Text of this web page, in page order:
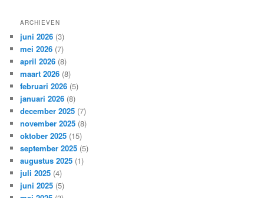
ARCHIEVEN
juni 2026 (3)
mei 2026 (7)
april 2026 (8)
maart 2026 (8)
februari 2026 (5)
januari 2026 (8)
december 2025 (7)
november 2025 (8)
oktober 2025 (15)
september 2025 (5)
augustus 2025 (1)
juli 2025 (4)
juni 2025 (5)